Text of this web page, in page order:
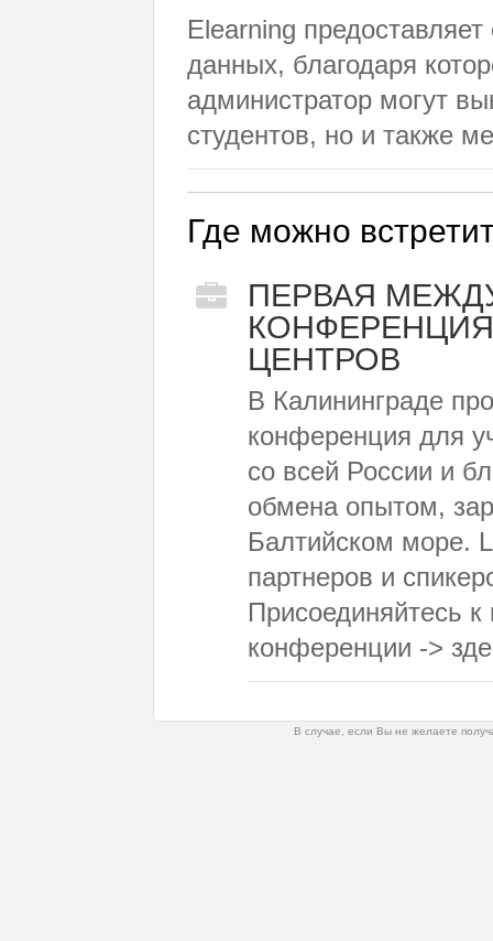
Elearning
данных, благодаря
администратор могут
студентов, но и также
Где можно
ПЕРВАЯ
ЦЕНТРОВ
В Калининграде
конференция для
со всей России и
обмена опытом,
Балтийском море.
партнеров и
Присоединяйтесь
конференции ->
В случае, если Вы не желаете